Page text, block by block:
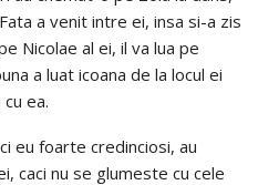
a venit intre ei, insa si-a zis
Nicolae al ei, il va lua pe
a luat icoana de la locul ei
ea.
eu foarte credinciosi, au
caci nu se glumeste cu cele